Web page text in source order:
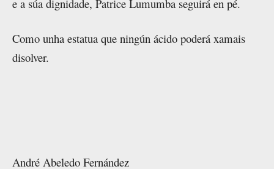
e a súa dignidade, Patrice Lumumba seguirá en pé.
Como unha estatua que ningún ácido poderá xamais
disolver.
André Abeledo Fernández